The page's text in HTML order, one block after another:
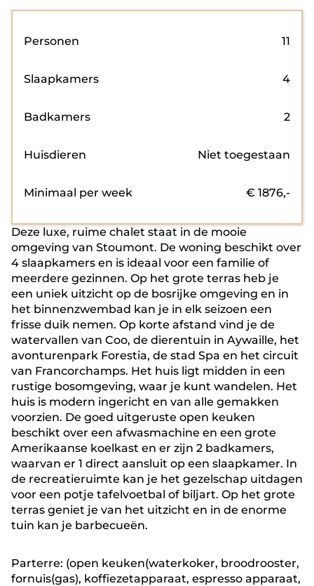
Personen 11
Slaapkamers 4
Badkamers 2
Huisdieren Niet toegestaan
Minimaal per week € 1876,-
Deze luxe, ruime chalet staat in de mooie
omgeving van Stoumont. De woning beschikt over
4 slaapkamers en is ideaal voor een familie of
meerdere gezinnen. Op het grote terras heb je
een uniek uitzicht op de bosrijke omgeving en in
het binnenzwembad kan je in elk seizoen een
frisse duik nemen. Op korte afstand vind je de
watervallen van Coo, de dierentuin in Aywaille, het
avonturenpark Forestia, de stad Spa en het circuit
van Francorchamps. Het huis ligt midden in een
rustige bosomgeving, waar je kunt wandelen. Het
huis is modern ingericht en van alle gemakken
voorzien. De goed uitgeruste open keuken
beschikt over een afwasmachine en een grote
Amerikaanse koelkast en er zijn 2 badkamers,
waarvan er 1 direct aansluit op een slaapkamer. In
de recreatieruimte kan je het gezelschap uitdagen
voor een potje tafelvoetbal of biljart. Op het grote
terras geniet je van het uitzicht en in de enorme
tuin kan je barbecueën.
Parterre: (open keuken(waterkoker, broodrooster,
fornuis(gas), koffiezetapparaat, espresso apparaat,